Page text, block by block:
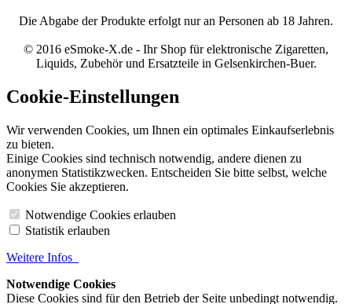
Die Abgabe der Produkte erfolgt nur an Personen ab 18 Jahren.
© 2016 eSmoke-X.de - Ihr Shop für elektronische Zigaretten,
Liquids, Zubehör und Ersatzteile in Gelsenkirchen-Buer.
Cookie-Einstellungen
Wir verwenden Cookies, um Ihnen ein optimales Einkaufserlebnis
zu bieten.
Einige Cookies sind technisch notwendig, andere dienen zu
anonymen Statistikzwecken. Entscheiden Sie bitte selbst, welche
Cookies Sie akzeptieren.
Notwendige Cookies erlauben
Statistik erlauben
Weitere Infos
Notwendige Cookies
Diese Cookies sind für den Betrieb der Seite unbedingt notwendig.